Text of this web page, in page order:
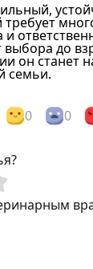
до
он станет
семьи.
0 0